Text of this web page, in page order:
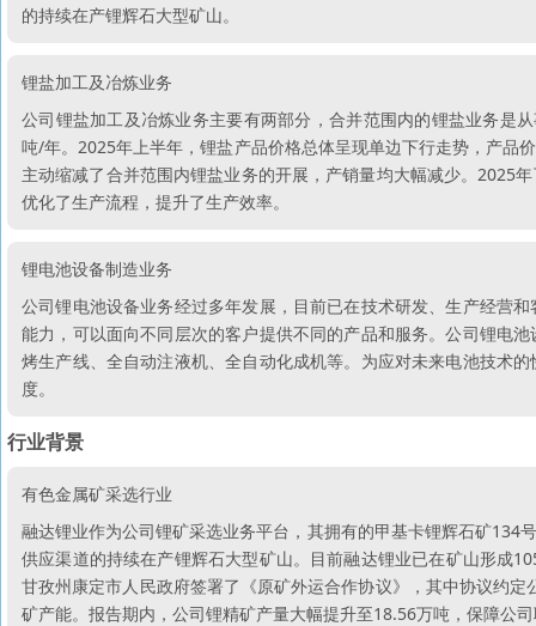
的持续在产锂辉石大型矿山。
锂盐加工及冶炼业务
公司锂盐加工及冶炼业务主要有两部分，合并范围内的锂盐业务是
吨/年。2025年上半年，锂盐产品价格总体呈现单边下行走势，产品
主动缩减了合并范围内锂盐业务的开展，产销量均大幅减少。2025
优化了生产流程，提升了生产效率。
锂电池设备制造业务
公司锂电池设备业务经过多年发展，目前已在技术研发、生产经营
能力，可以面向不同层次的客户提供不同的产品和服务。公司锂电
烤生产线、全自动注液机、全自动化成机等。为应对未来电池技术
度。
行业背景
有色金属矿采选行业
融达锂业作为公司锂矿采选业务平台，其拥有的甲基卡锂辉石矿134
供应渠道的持续在产锂辉石大型矿山。目前融达锂业已在矿山形成
甘孜州康定市人民政府签署了《原矿外运合作协议》，其中协议约
矿产能。报告期内，公司锂精矿产量大幅提升至18.56万吨，保障公